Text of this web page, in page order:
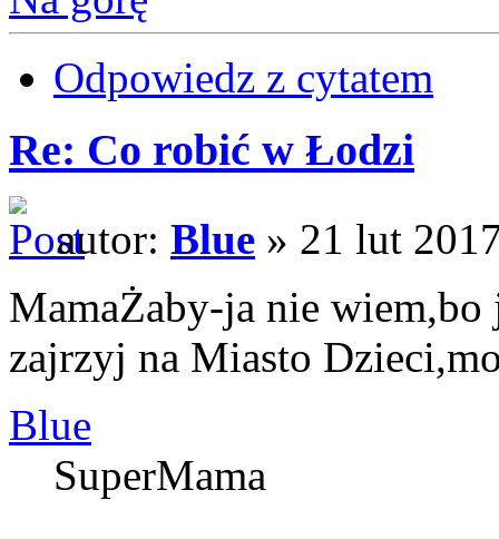
Odpowiedz z cytatem
Re: Co robić w Łodzi
autor: Blue » 21 lut
MamaŻaby-ja nie wiem,bo
zajrzyj na Miasto
Blue
SuperMama